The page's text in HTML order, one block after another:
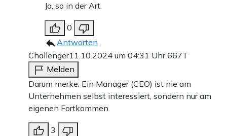
Ja, so in der Art.
0
Antworten
Challenger11.10.2024 um 04:31 Uhr667T
Melden
Darum merke: Ein Manager (CEO) ist nie am
Unternehmen selbst interessiert, sondern nur am
eigenen Fortkommen.
3